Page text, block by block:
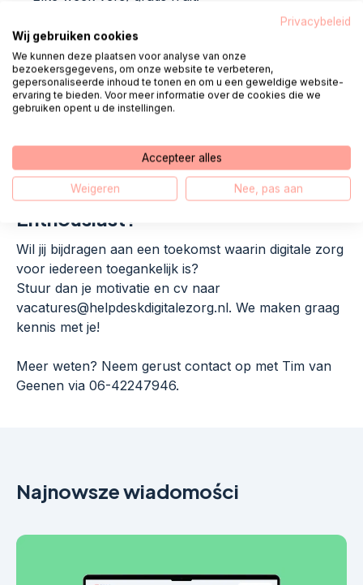
Een bruisende werkomgeving die goed bereikbaar
is met het OV en de auto. Helpdesk Digitale Zorg
bevindt zich op Dotslash, dé scale-up hub van
Utrecht. Met eigen horeca, kennissessies,
wekelijks sportieve activiteiten, netwerkevents en
feestjes.
środowisk. Uważamy, że ważne jest, aby każdy
mógł być sobą.
Enthousiast?
Wil jij bijdragen aan een toekomst waarin digitale zorg
voor iedereen toegankelijk is?
Stuur dan je motivatie en cv naar
vacatures@helpdeskdigitalezorg.nl. We maken graag
kennis met je!
Meer weten? Neem gerust contact op met Tim van
Geenen via 06-42247946.
Najnowsze wiadomości
Privacybeleid
Wij gebruiken cookies
We kunnen deze plaatsen voor analyse van onze
bezoekersgegevens, om onze website te verbeteren,
gepersonaliseerde inhoud te tonen en om u een geweldige website-
ervaring te bieden. Voor meer informatie over de cookies die we
gebruiken opent u de instellingen.
Accepteer alles
Weigeren Nee, pas aan